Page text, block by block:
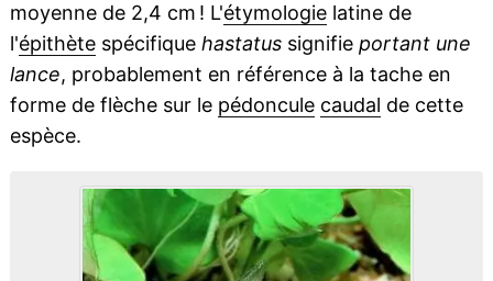
moyenne de 2,4 cm ! L'étymologielatine de
l'épithètespécifique hastatussignifie portant une
lance, probablement en référence à la tache en
forme de flèche sur le pédoncule caudal de cette
espèce.